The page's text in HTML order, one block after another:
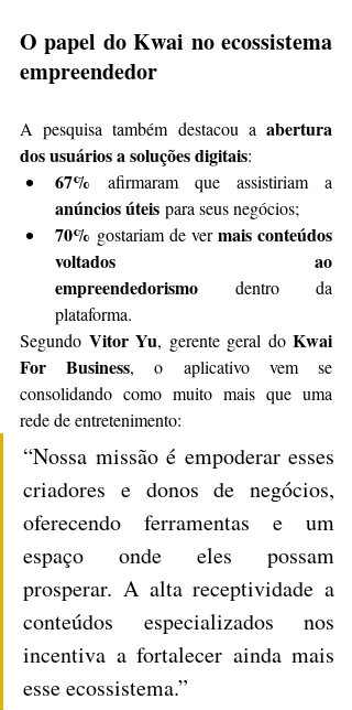
O papel do Kwai no ecossistema
empreendedor
A pesquisa também destacou a abertura
dos usuários a soluções digitais:
67%
anúncios úteis para seus negócios;
70% gostariam de ver mais conteúdos
voltados ao
empreendedorismo dentro da
plataforma.
Segundo Vitor Yu, gerente geral do Kwai
For Business, o aplicativo vem se
consolidando como muito mais que uma
rede de entretenimento:
“Nossa missão é empoderar esses
criadores e donos de negócios,
oferecendo ferramentas e um
espaço onde eles possam
prosperar. A alta receptividade a
conteúdos especializados nos
incentiva a fortalecer ainda mais
esse ecossistema.”